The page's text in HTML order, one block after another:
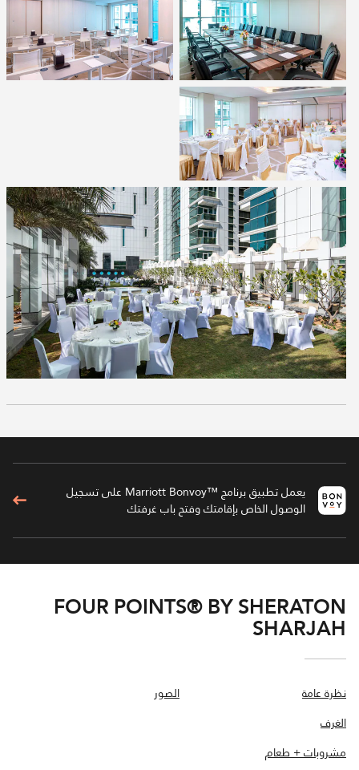
يعمل تطبيق برنامج ™Marriott Bonvoy على تسجيل
الوصول الخاص بإقامتك وفتح باب غرفتك
FOUR POINTS® BY SHERATON
SHARJAH
نظرة عامة
الغرف
مشروبات + طعام
الصور